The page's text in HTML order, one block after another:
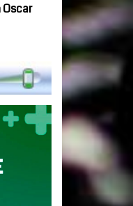
Oscar